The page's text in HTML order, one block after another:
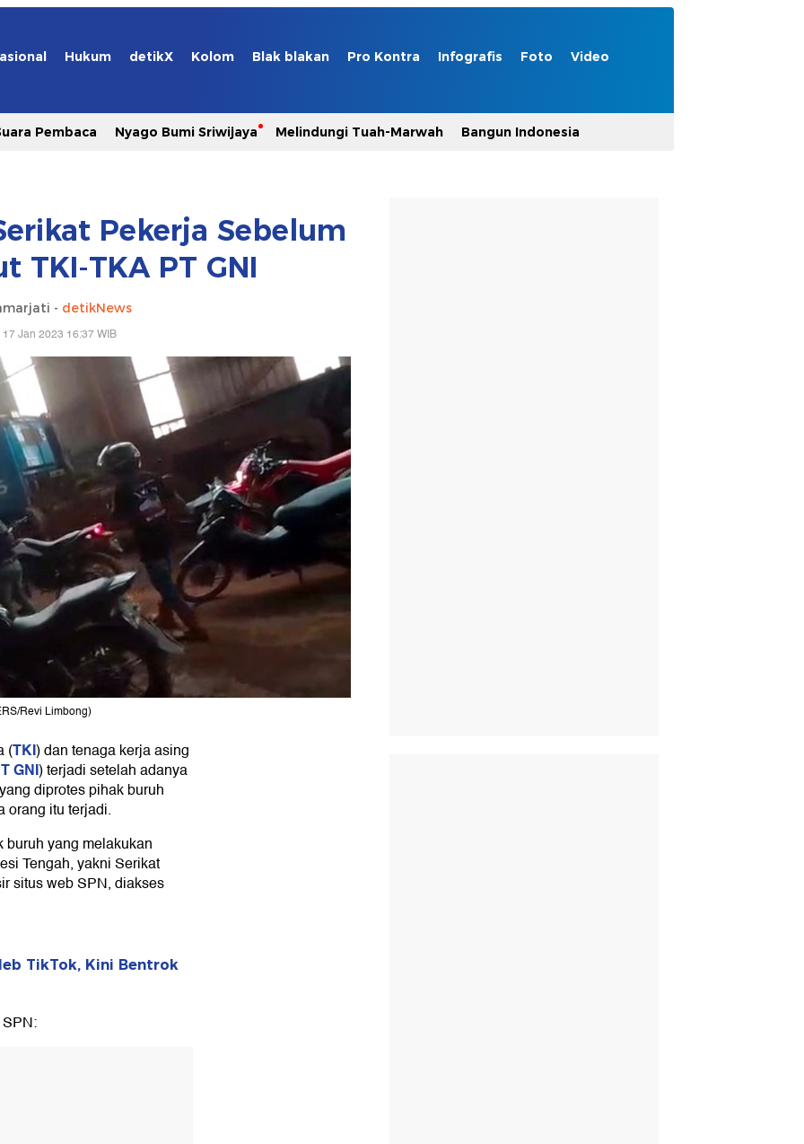
Hukum detikX Kolom Blak blakan Pro Kontra Infografis Foto Video
Pembaca Nyago Bumi Sriwijaya Melindungi Tuah-Marwah Bangun Indonesia
Pekerja Sebelum
TKI-TKA PT GNI
- detikNews
Jan 2023 16:37 WIB
Revi Limbong)
(TKI) dan tenaga kerja asing
GNI) terjadi setelah adanya
diprotes pihak buruh
orang itu terjadi.
yang melakukan
Tengah, yakni Serikat
situs web SPN, diakses
TikTok, Kini Bentrok